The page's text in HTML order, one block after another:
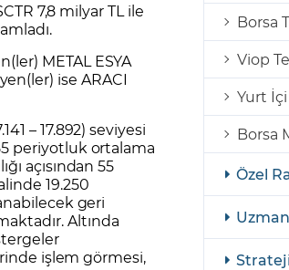
7,8 milyar TL ile
METAL ESYA
ise ARACI
– 17.892) seviyesi
periyotluk ortalama
açısından 55
19.250
geri
Altında
işlem görmesi,
Borsa
Viop
Yurt
Borsa
Özel